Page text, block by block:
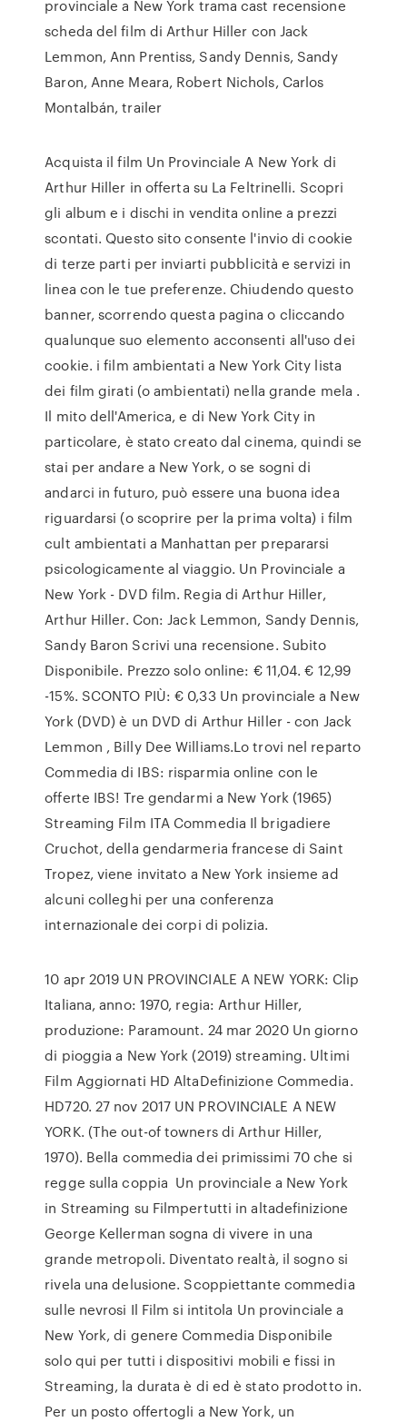
provinciale a New York trama cast recensione
scheda del film di Arthur Hiller con Jack
Lemmon, Ann Prentiss, Sandy Dennis, Sandy
Baron, Anne Meara, Robert Nichols, Carlos
Montalbán, trailer
Acquista il film Un Provinciale A New York di
Arthur Hiller in offerta su La Feltrinelli. Scopri
gli album e i dischi in vendita online a prezzi
scontati. Questo sito consente l'invio di cookie
di terze parti per inviarti pubblicità e servizi in
linea con le tue preferenze. Chiudendo questo
banner, scorrendo questa pagina o cliccando
qualunque suo elemento acconsenti all'uso dei
cookie. i film ambientati a New York City lista
dei film girati (o ambientati) nella grande mela .
Il mito dell'America, e di New York City in
particolare, è stato creato dal cinema, quindi se
stai per andare a New York, o se sogni di
andarci in futuro, può essere una buona idea
riguardarsi (o scoprire per la prima volta) i film
cult ambientati a Manhattan per prepararsi
psicologicamente al viaggio. Un Provinciale a
New York - DVD film. Regia di Arthur Hiller,
Arthur Hiller. Con: Jack Lemmon, Sandy Dennis,
Sandy Baron Scrivi una recensione. Subito
Disponibile. Prezzo solo online: € 11,04. € 12,99
-15%. SCONTO PIÙ: € 0,33 Un provinciale a New
York (DVD) è un DVD di Arthur Hiller - con Jack
Lemmon , Billy Dee Williams.Lo trovi nel reparto
Commedia di IBS: risparmia online con le
offerte IBS! Tre gendarmi a New York (1965)
Streaming Film ITA Commedia Il brigadiere
Cruchot, della gendarmeria francese di Saint
Tropez, viene invitato a New York insieme ad
alcuni colleghi per una conferenza
internazionale dei corpi di polizia.
10 apr 2019 UN PROVINCIALE A NEW YORK: Clip
Italiana, anno: 1970, regia: Arthur Hiller,
produzione: Paramount. 24 mar 2020 Un giorno
di pioggia a New York (2019) streaming. Ultimi
Film Aggiornati HD AltaDefinizione Commedia.
HD720. 27 nov 2017 UN PROVINCIALE A NEW
YORK. (The out-of towners di Arthur Hiller,
1970). Bella commedia dei primissimi 70 che si
regge sulla coppia Un provinciale a New York
in Streaming su Filmpertutti in altadefinizione
George Kellerman sogna di vivere in una
grande metropoli. Diventato realtà, il sogno si
rivela una delusione. Scoppiettante commedia
sulle nevrosi Il Film si intitola Un provinciale a
New York, di genere Commedia Disponibile
solo qui per tutti i dispositivi mobili e fissi in
Streaming, la durata è di ed è stato prodotto in.
Per un posto offertogli a New York, un